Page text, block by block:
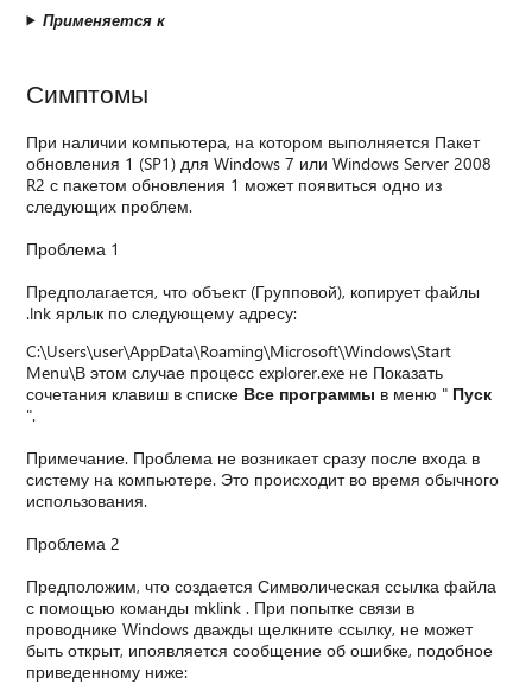
Применяется к
Симптомы
При наличии компьютера, на котором выполняется Пакет
обновления 1 (SP1) для Windows 7 или Windows Server 2008
R2 с пакетом обновления 1 может появиться одно из
следующих проблем.
Проблема 1
Предполагается, что объект (Групповой), копирует файлы
.lnk ярлык по следующему адресу:
C:\Users\user\AppData\Roaming\Microsoft\Windows\Start
Menu\В этом случае процесс explorer.exe не Показать
сочетания клавиш в списке Все программы в меню " Пуск
".
Примечание. Проблема не возникает сразу после входа в
систему на компьютере. Это происходит во время обычного
использования.
Проблема 2
Предположим, что создается Символическая ссылка файла
с помощью команды mklink . При попытке связи в
проводнике Windows дважды щелкните ссылку, не может
быть открыт, ипоявляется сообщение об ошибке, подобное
приведенному ниже: